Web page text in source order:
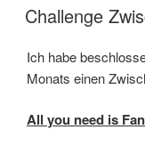
AM
Challenge
Ich habe
Monats einen
All you need is